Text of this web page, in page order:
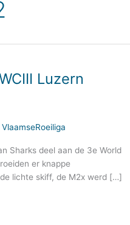
Luzern
VlaamseRoeiliga
Sharks deel aan de 3e World
er knappe
lichte skiff, de M2x werd […]